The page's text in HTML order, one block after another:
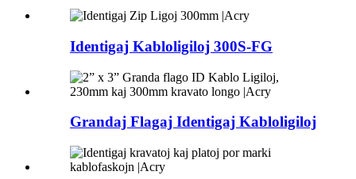
Identigaj Kabloligiloj 300S-FG
Grandaj Flagaj Identigaj Kabloligiloj